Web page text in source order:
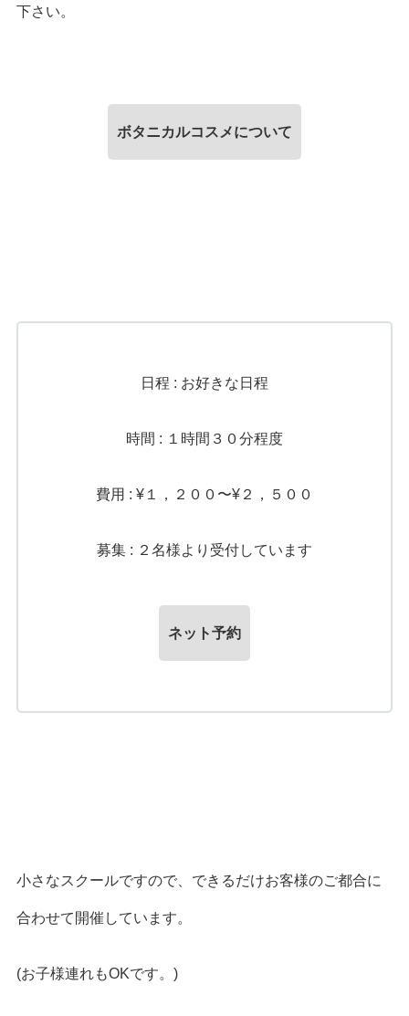
下さい。
ボタニカルコスメについて
日程 : お好きな日程
時間 : １時間３０分程度
費用 : ¥１，２００〜¥２，５００
募集 : ２名様より受付しています
ネット予約
小さなスクールですので、できるだけお客様のご都合に
合わせて開催しています。
(お子様連れもOKです。)